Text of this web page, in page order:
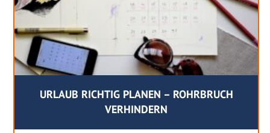
URLAUB RICHTIG PLANEN – ROHRBRUCH
VERHINDERN